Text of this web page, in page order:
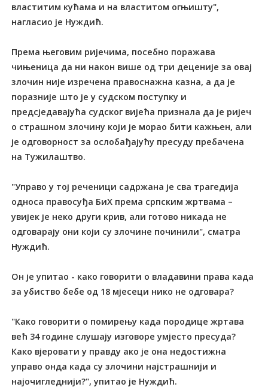
властитим кућама и на властитом огњишту",
нагласио је Нуждић.
Према његовим ријечима, посебно поражава
чињеница да ни након више од три деценије за овај
злочин није изречена правоснажна казна, а да је
поразније што је у судском поступку и
предсједавајућа судског вијећа признала да је ријеч
о страшном злочину који је морао бити кажњен, али
је одговорност за ослобађајућу пресуду пребачена
на Тужилаштво.
"Управо у тој реченици садржана је сва трагедија
односа правосуђа БиХ према српским жртвама –
увијек је неко други крив, али готово никада не
одговарају они који су злочине починили", сматра
Нуждић.
Он је упитао - како говорити о владавини права када
за убиство бебе од 18 мјесеци нико не одговара?
"Како говорити о помирењу када породице жртава
већ 34 године слушају изговоре умјесто пресуда?
Како вјеровати у правду ако је она недостижна
управо онда када су злочини најстрашнији и
најочигледнији?", упитао је Нуждић.